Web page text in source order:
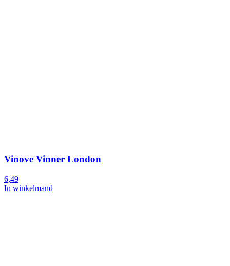
Vinove Vinner London
6,49
In winkelmand